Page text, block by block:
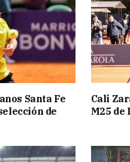
Santa Fe
de
Cali
M25 de